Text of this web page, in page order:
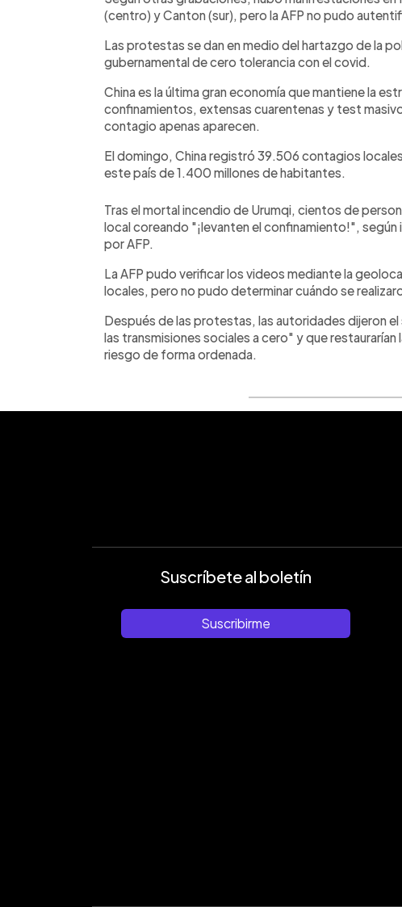
(centro) y Canton (sur), pero la AFP no pudo
Las protestas se dan en medio del hartazgo de la
gubernamental de cero tolerancia con el covid.
China es la última gran economía que mantiene la
confinamientos, extensas cuarentenas y test
contagio apenas aparecen.
El domingo, China registró 39.506 contagios
este país de 1.400 millones de habitantes.
Tras el mortal incendio de Urumqi, cientos de
local coreando "¡levanten el confinamiento!",
por AFP.
La AFP pudo verificar los videos mediante la
locales, pero no pudo determinar cuándo se
Después de las protestas, las autoridades dijeron
las transmisiones sociales a cero" y que restaurarían
riesgo de forma ordenada.
Suscríbete al boletín
Suscribirme